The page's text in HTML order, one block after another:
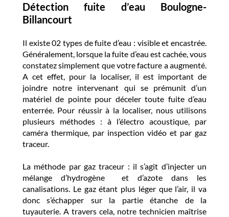
Détection fuite d’eau Boulogne-
Billancourt
Il existe 02 types de fuite d’eau : visible et encastrée.
Généralement, lorsque la fuite d’eau est cachée, vous
constatez simplement que votre facture a augmenté.
A cet effet, pour la localiser, il est important de
joindre notre intervenant qui se prémunit d’un
matériel de pointe pour déceler toute fuite d’eau
enterrée. Pour réussir à la localiser, nous utilisons
plusieurs méthodes : à l’électro acoustique, par
caméra thermique, par inspection vidéo et par gaz
traceur.
La méthode par gaz traceur : il s’agit d’injecter un
mélange d’hydrogène et d’azote dans les
canalisations. Le gaz étant plus léger que l’air, il va
donc s’échapper sur la partie étanche de la
tuyauterie. A travers cela, notre technicien maîtrise